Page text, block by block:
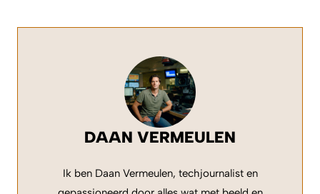
DAAN VERMEULEN
Ik ben Daan Vermeulen, techjournalist en